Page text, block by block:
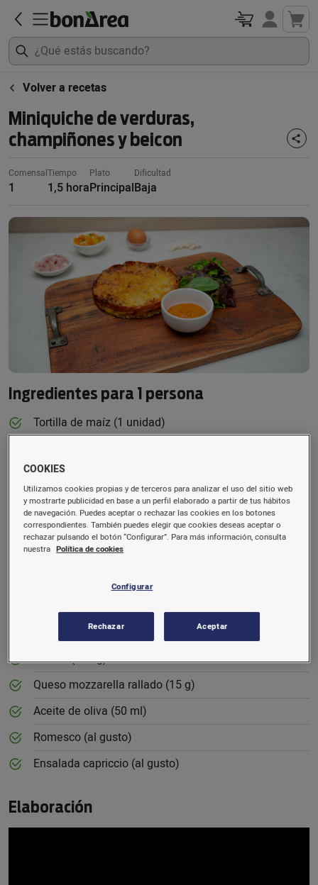
Volver a recetas
Miniquiche de verduras,
champiñones y beicon
Comensal
1
Tiempo
1,5 hora
Plato
Principal
Dificultad
Baja
Ingredientes para 1 persona
Tortilla de maíz (1 unidad)
Nata líquida para cocinar (200 ml)
Sal (5 g)
Pimienta negra (1 g)
Cebolla (100 g)
Calabacín (80 g)
Champiñones (100 g)
Beicon (100 g)
Queso mozzarella rallado (15 g)
Aceite de oliva (50 ml)
Romesco (al gusto)
Ensalada capriccio (al gusto)
Elaboración
COOKIES
Utilizamos cookies propias y de terceros para analizar el uso del sitio web
y mostrarte publicidad en base a un perfil elaborado a partir de tus hábitos
de navegación. Puedes aceptar o rechazar las cookies en los botones
correspondientes. También puedes elegir que cookies deseas aceptar o
rechazar pulsando el botón “Configurar”. Para más información, consulta
nuestra Política de cookies
Configurar
Rechazar Aceptar